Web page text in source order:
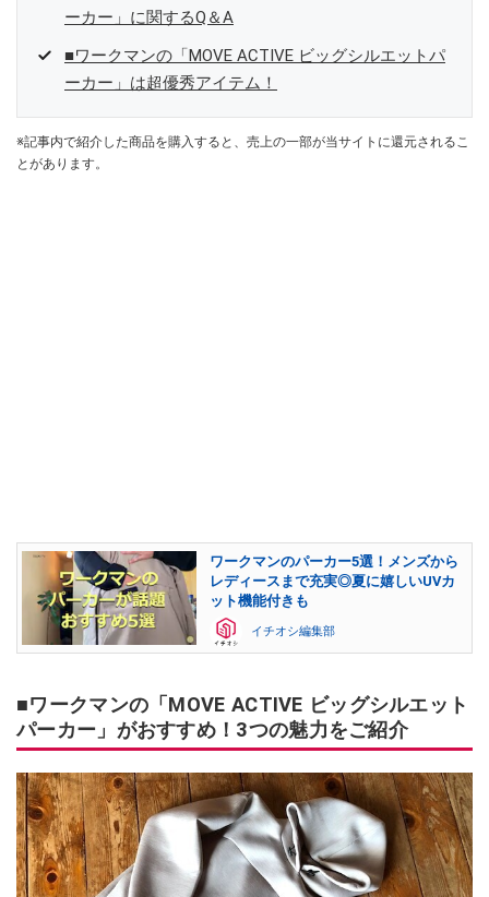
ーカー」に関するQ＆A
■ワークマンの「MOVE ACTIVE ビッグシルエットパ
ーカー」は超優秀アイテム！
※記事内で紹介した商品を購入すると、売上の一部が当サイトに還元されるこ
とがあります。
ワークマンのパーカー5選！メンズから
レディースまで充実◎夏に嬉しいUVカ
ット機能付きも
イチオシ編集部
■ワークマンの「MOVE ACTIVE ビッグシルエット
パーカー」がおすすめ！3つの魅力をご紹介